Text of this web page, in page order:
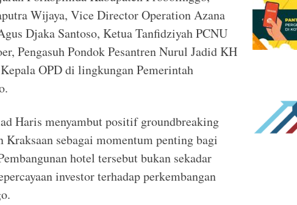
Wijaya, Vice Director Operation Azana
Djaka Santoso, Ketua Tanfidziyah PCNU
Pengasuh Pondok Pesantren Nurul Jadid KH
OPD di lingkungan Pemerintah
Haris menyambut positif groundbreaking
sebagai momentum penting bagi
hotel tersebut bukan sekadar
investor terhadap perkembangan